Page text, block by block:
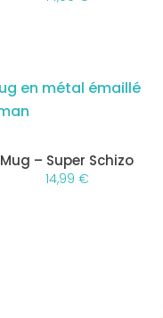
Mug – Super Schizo
14,99 €